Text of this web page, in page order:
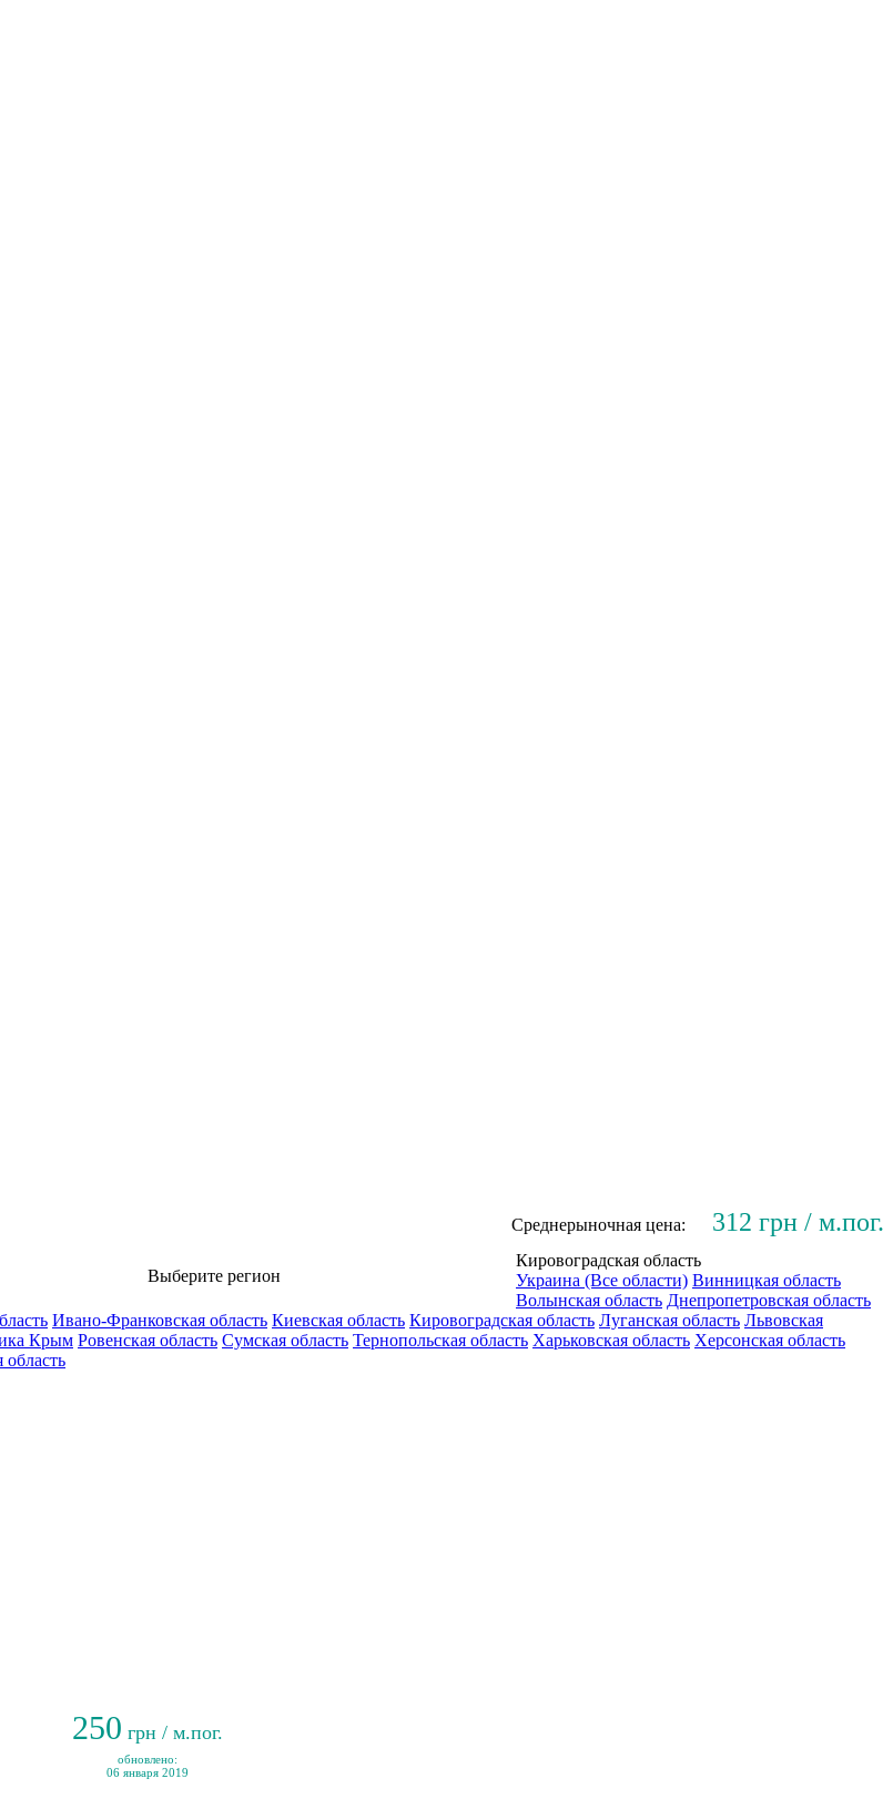
Среднерыночная цена: 312 грн / м.пог.
Выберите регион
Кировоградская область
Украина (Все области) Винницкая область
Волынская область Днепропетровская область
Ивано-Франковская область Киевская область Кировоградская область Луганская область Львовская
Крым Ровенская область Сумская область Тернопольская область Харьковская область Херсонская область
250 грн / м.пог.
обновлено:
06 января 2019